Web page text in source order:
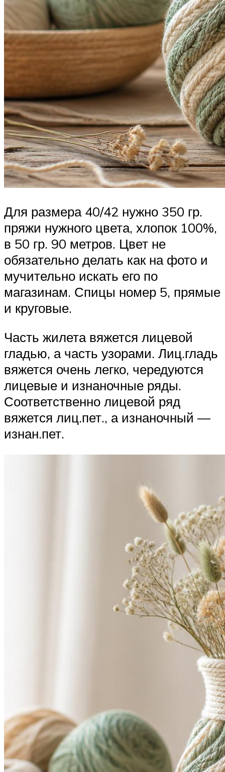
Для размера 40/42 нужно 350 гр.
пряжи нужного цвета, хлопок 100%,
в 50 гр. 90 метров. Цвет не
обязательно делать как на фото и
мучительно искать его по
магазинам. Спицы номер 5, прямые
и круговые.
Часть жилета вяжется лицевой
гладью, а часть узорами. Лиц.гладь
вяжется очень легко, чередуются
лицевые и изнаночные ряды.
Соответственно лицевой ряд
вяжется лиц.пет., а изнаночный —
изнан.пет.